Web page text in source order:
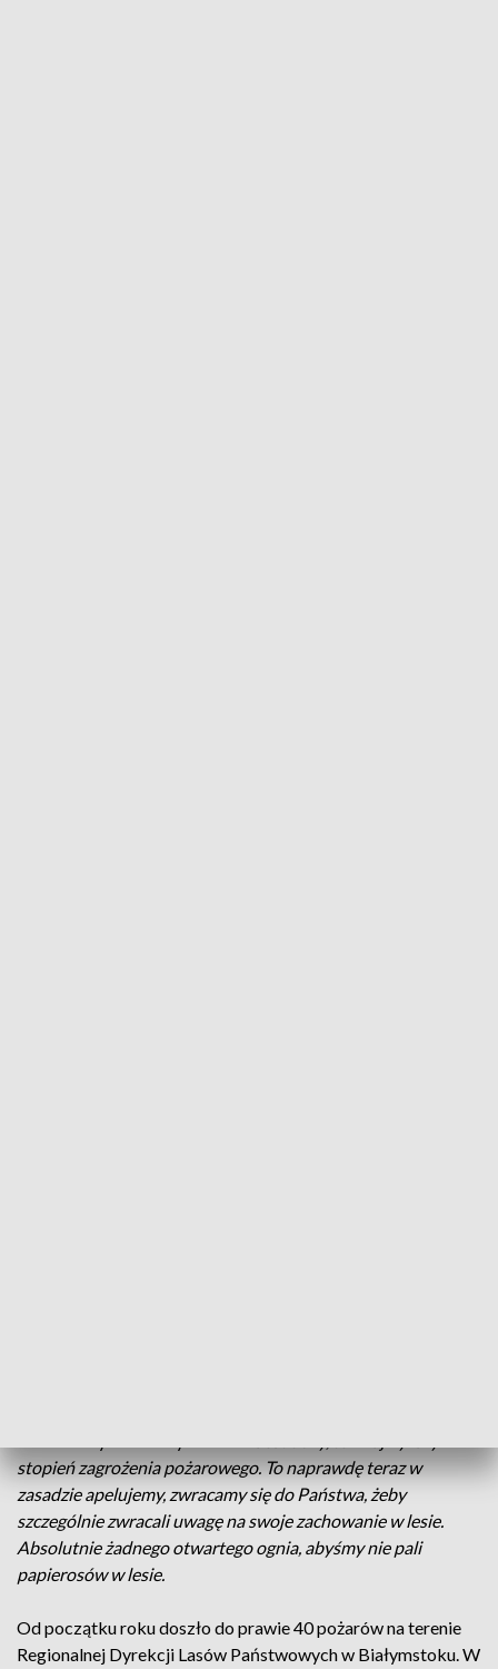
stopień zagrożenia pożarowego. To naprawdę teraz w
zasadzie apelujemy, zwracamy się do Państwa, żeby
szczególnie zwracali uwagę na swoje zachowanie w lesie.
Absolutnie żadnego otwartego ognia, abyśmy nie pali
papierosów w lesie.
Od początku roku doszło do prawie 40 pożarów na terenie
Regionalnej Dyrekcji Lasów Państwowych w Białymstoku. W